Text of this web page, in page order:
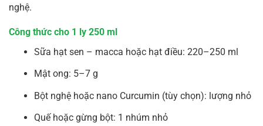
nghệ.
Công thức cho 1 ly 250 ml
Sữa hạt sen – macca hoặc hạt điều: 220–250 ml
Mật ong: 5–7 g
Bột nghệ hoặc nano Curcumin (tùy chọn): lượng nhỏ
Quế hoặc gừng bột: 1 nhúm nhỏ